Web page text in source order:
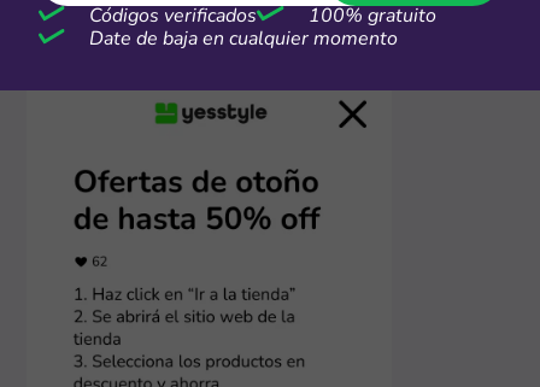
cada compra!Códigos verificados
100% gratuito
Date de baja en cualquier momento